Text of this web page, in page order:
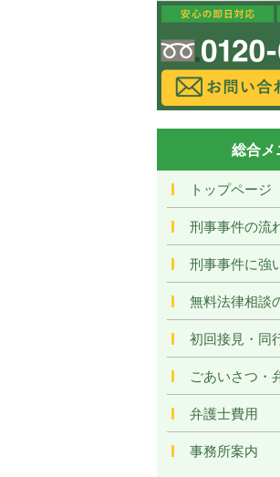
総合メ
トップページ
刑事事件の流
刑事事件に強
無料法律相談
初回接見・同
ごあいさつ・
弁護士費用
事務所案内